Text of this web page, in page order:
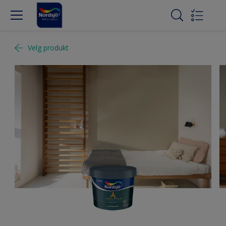
Velg produkt